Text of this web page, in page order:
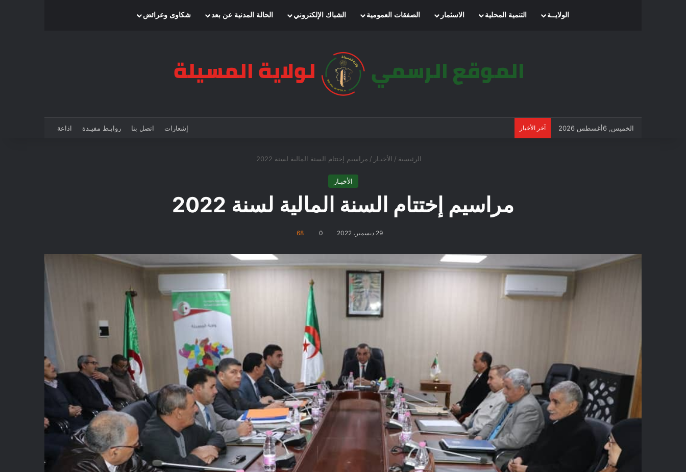
الرئيسيةالولايــة التنمية المحلية الاسثمار الصفقات العمومية الشباك الإلكتروني الحالة المدنية عن بعد شكاوى وعرائض
الخميس, 6أغسطس 2026 آخر الأخبار إشعارات اتصل بنا روابـط مفيـدة اذاعة
الرئيسية / الأخبـار / مراسيم إختتام السنة المالية لسنة 2022
الأخبـار
مراسيم إختتام السنة المالية لسنة 2022
29 ديسمبر، 2022 0
68